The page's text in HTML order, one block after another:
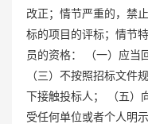
改正；情节严重的，禁
标的项目的评标；情节
员的资格： （一）应当
（三）不按照招标文件
下接触投标人； （五）
受任何单位或者个人明